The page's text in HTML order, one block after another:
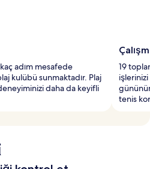
adım mesafede
kulübü sunmaktadır. Plaj
daha da keyifli
19
tenis